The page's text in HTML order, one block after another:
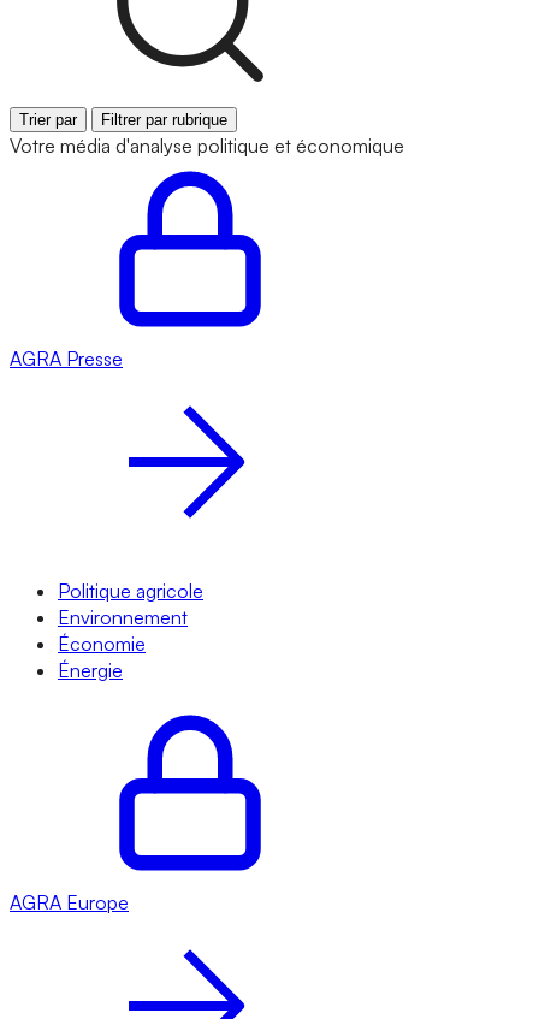
Trier par Filtrer par rubrique
Votre média d'analyse politique et économique
AGRA Presse
Politique agricole
Environnement
Économie
Énergie
AGRA Europe